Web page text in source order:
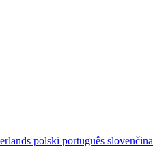
polski português slovenčina